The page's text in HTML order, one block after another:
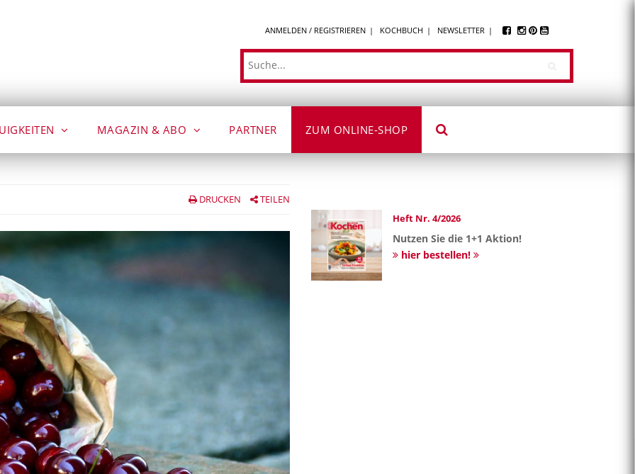
ANMELDEN / REGISTRIEREN KOCHBUCH NEWSLETTER
Suche
MAGAZIN & ABO PARTNER ZUM ONLINE-SHOP
DRUCKEN TEILEN
Heft Nr. 4/2026
Nutzen Sie die 1+1 Aktion!
hier bestellen!